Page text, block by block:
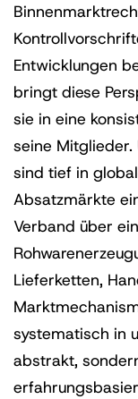
Entwicklungen
bringt diese
sie in eine
seine
sind tief in
Absatzmärkte
Verband über
Lieferketten,
systematisch in
abstrakt,